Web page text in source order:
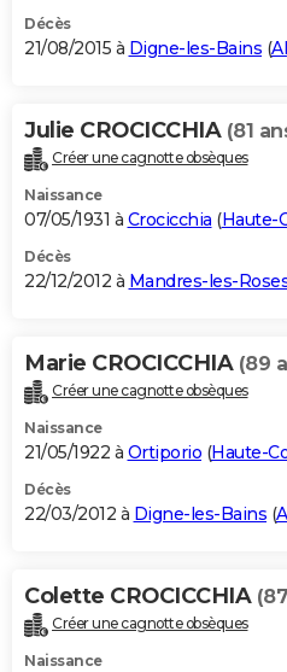
Décès
21/08/2015 à Digne-les-Bains (
Julie CROCICCHIA (81
Créer une cagnotte obsèques
Naissance
07/05/1931 à Crocicchia (Haute-
Décès
22/12/2012 à Mandres-les-
Marie CROCICCHIA (89
Créer une cagnotte obsèques
Naissance
21/05/1922 à Ortiporio (Haute-
Décès
22/03/2012 à Digne-les-Bains (
Colette CROCICCHIA
Créer une cagnotte obsèques
Naissance